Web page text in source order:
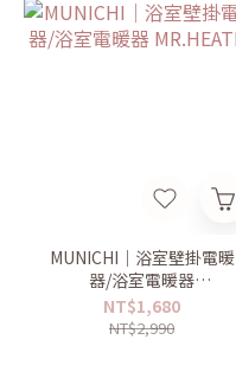
MUNICHI｜浴室壁掛電暖
器/浴室電暖器
MR.HEATER
NT$1,680
NT$2,990